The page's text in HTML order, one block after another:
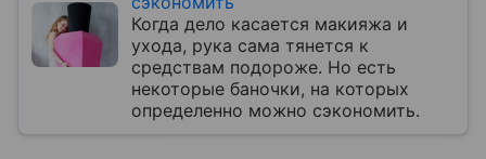
Когда дело касается макияжа и
ухода, рука сама тянется к
средствам подороже. Но есть
некоторые баночки, на которых
определенно можно сэкономить.